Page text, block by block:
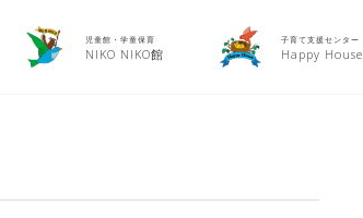
児童館・学童保育
NIKO NIKO館
子育て支援センター
Happy House